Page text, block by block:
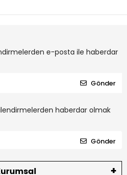
e-posta ile haberdar
Gönder
haberdar olmak
Gönder